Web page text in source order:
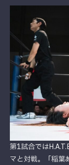
第1試合では
マと対戦。「稲葉